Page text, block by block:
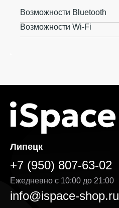
Возможности Bluetooth
Возможности Wi-Fi
Липецк
+7 (950) 807-63-02
Ежедневно с 10:00 до 21:00
info@ispace-shop.ru